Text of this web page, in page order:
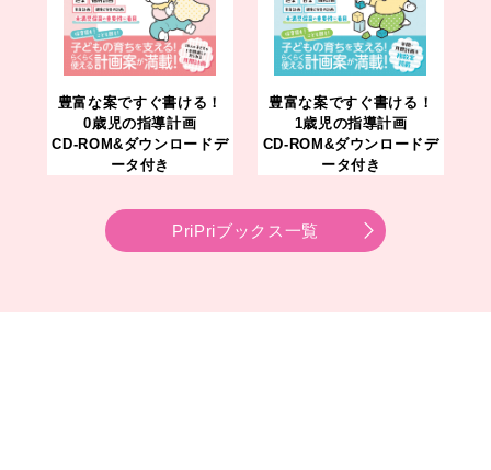
豊富な案ですぐ書ける！
0歳児の指導計画
CD-ROM&ダウンロードデ
ータ付き
豊富な案ですぐ書ける！
1歳児の指導計画
CD-ROM&ダウンロードデ
ータ付き
PriPriブックス一覧